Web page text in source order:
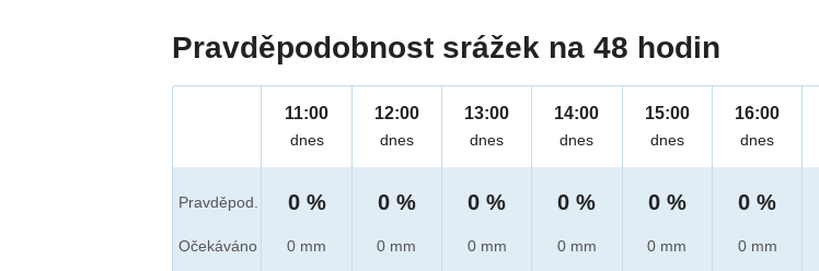
Pravděpodobnost srážek na 48 hodin
Pravděpod.
Očekáváno
11:00
dnes
0 %
0 mm
12:00
dnes
0 %
0 mm
13:00
dnes
0 %
0 mm
14:00
dnes
0 %
0 mm
15:00
dnes
0 %
0 mm
16:00
dnes
0 %
0 mm